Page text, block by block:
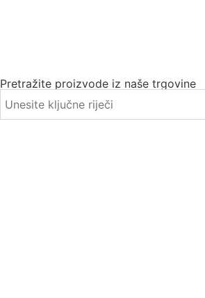
Pretražite proizvode iz naše trgovine